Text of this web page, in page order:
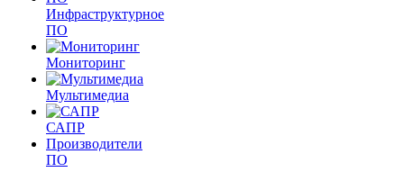
Инфраструктурное
ПО
Мониторинг
Мультимедиа
САПР
Производители
ПО